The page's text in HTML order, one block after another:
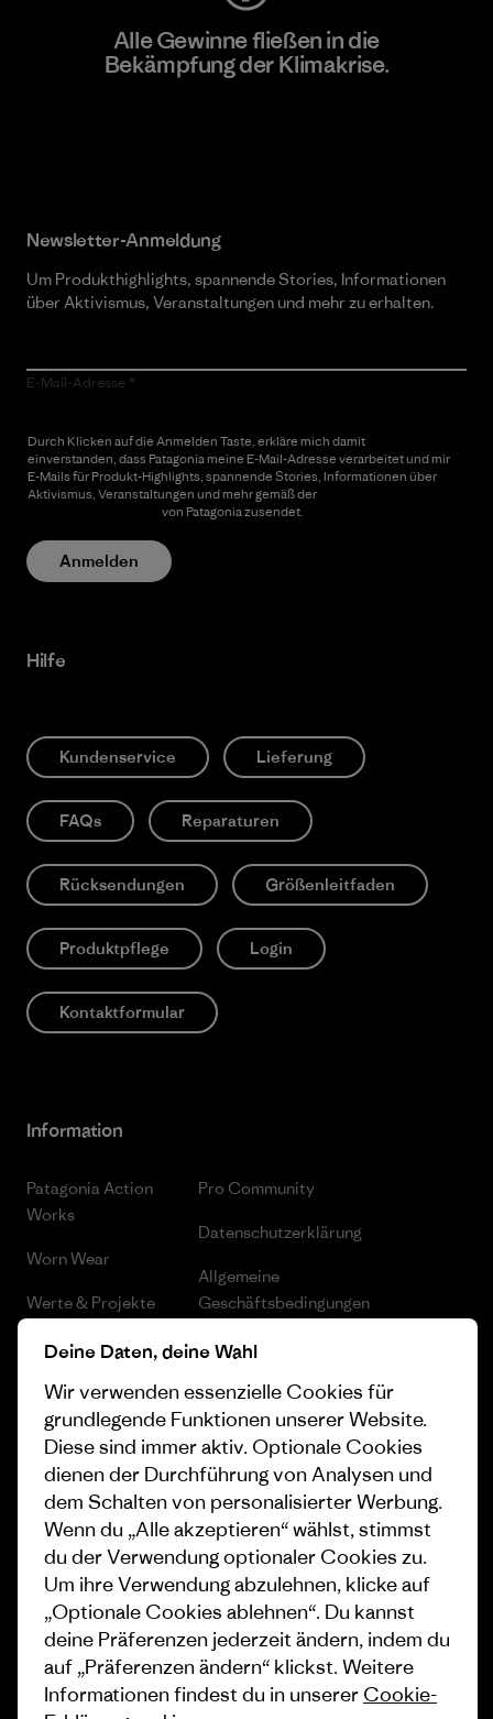
Alle Gewinne fließen in die
Bekämpfung der Klimakrise.
Newsletter-Anmeldung
Um Produkthighlights, spannende Stories, Informationen
über Aktivismus, Veranstaltungen und mehr zu erhalten.
E-Mail-Adresse
Durch Klicken auf die Anmelden Taste, erkläre mich damit
einverstanden, dass Patagonia meine E-Mail-Adresse verarbeitet und mir
E-Mails für Produkt-Highlights, spannende Stories, Informationen über
Aktivismus, Veranstaltungen und mehr gemäß der
von Patagonia zusendet.
Anmelden
Hilfe
Kundenservice Lieferung
FAQs Reparaturen
Rücksendungen Größenleitfaden
Produktpflege Login
Kontaktformular
Information
Patagonia Action
Works
Worn Wear
Werte & Projekte
Progress Report
Business Unusual
Klimaziele
1% For The Planet
Wie wir finanzieren
Geschenkgutscheine
Stores in deiner Nähe
Pro Community
Datenschutzerklärung
Allgemeine
Geschäftsbedingungen
Cookie Einstellungen
Karriere
Pressekontakt
Industry program
Affiliate-Programm
Patagonia Österreich
Seitenverzeichnis
Deine Daten, deine Wahl
Wir verwenden essenzielle Cookies für
grundlegende Funktionen unserer Website.
Diese sind immer aktiv. Optionale Cookies
dienen der Durchführung von Analysen und
dem Schalten von personalisierter Werbung.
Wenn du „Alle akzeptieren“ wählst, stimmst
du der Verwendung optionaler Cookies zu.
Um ihre Verwendung abzulehnen, klicke auf
„Optionale Cookies ablehnen“. Du kannst
deine Präferenzen jederzeit ändern, indem du
auf „Präferenzen ändern“ klickst. Weitere
Informationen findest du in unserer Cookie-